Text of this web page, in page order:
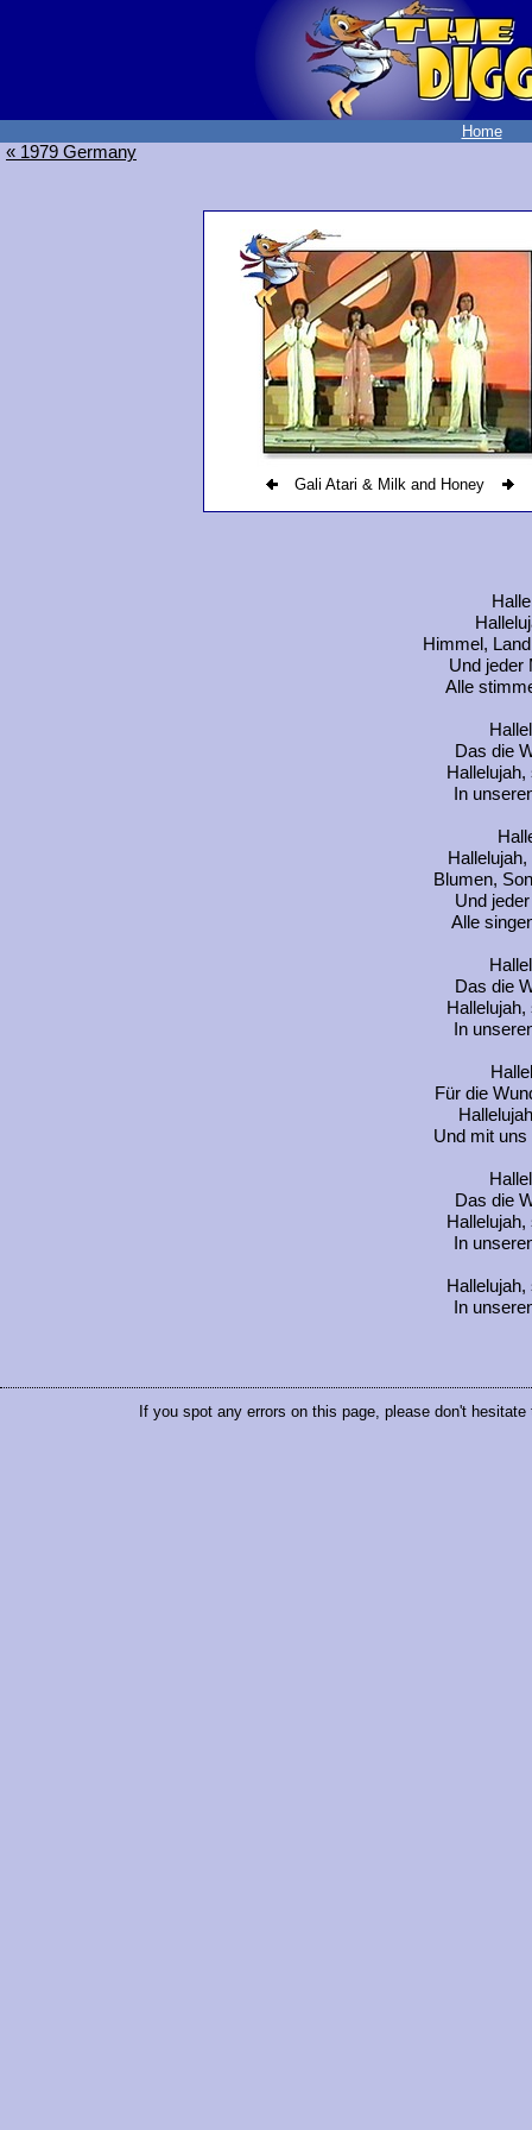
Home
« 1979 Germany
Gali Atari & Milk and Honey
Himmel,
Und jeder
Alle
Das die
In
Blumen,
Und
Alle
Das die
In
Für die
Und mit uns
Das die
In
In
If you spot any errors on this page, please don't